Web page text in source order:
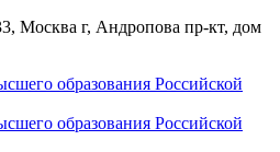
Москва г, Андропова пр-кт, дом